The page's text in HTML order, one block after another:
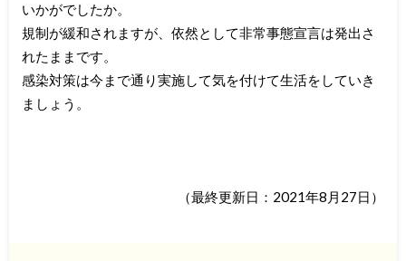
いかがでしたか。
規制が緩和されますが、依然として非常事態宣言は発出さ
れたままです。
感染対策は今まで通り実施して気を付けて生活をしていき
ましょう。
（最終更新日：2021年8月27日）